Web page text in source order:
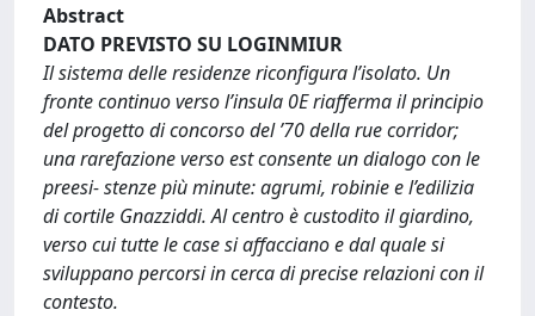
Abstract
DATO PREVISTO SU LOGINMIUR
Il sistema delle residenze riconfigura l’isolato. Un
fronte continuo verso l’insula 0E riafferma il principio
del progetto di concorso del ’70 della rue corridor;
una rarefazione verso est consente un dialogo con le
preesi- stenze più minute: agrumi, robinie e l’edilizia
di cortile Gnazziddi. Al centro è custodito il giardino,
verso cui tutte le case si affacciano e dal quale si
sviluppano percorsi in cerca di precise relazioni con il
contesto.